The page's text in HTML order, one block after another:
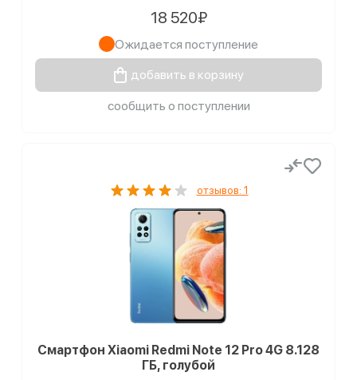
18 520₽
Ожидается поступление
добавить в корзину
сообщить о поступлении
отзывов: 1
Смартфон Xiaomi Redmi Note 12 Pro 4G 8.128
ГБ, голубой